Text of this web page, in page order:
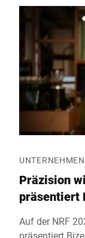
ein
innovativen
Showcases
UNTERNEHMEN
Präzision
präsentiert
Auf der NRF
präsentiert